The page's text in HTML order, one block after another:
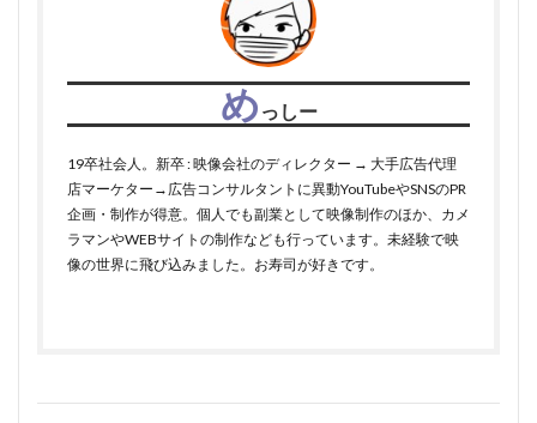
め っしー
19卒社会人。新卒 : 映像会社のディレクター → 大手広告代理
店マーケター→広告コンサルタントに異動YouTubeやSNSのPR
企画・制作が得意。個人でも副業として映像制作のほか、カメ
ラマンやWEBサイトの制作なども行っています。未経験で映
像の世界に飛び込みました。お寿司が好きです。